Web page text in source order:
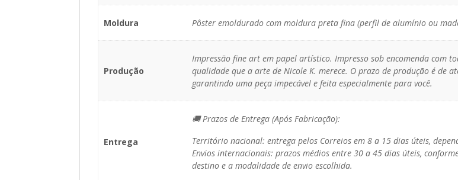
Moldura Pôster emoldurado com moldura preta fina (perfil de alumínio ou
Produção
Impressão fine art em papel artístico. Impresso sob encomenda com
qualidade que a arte de Nicole K. merece. O prazo de produção é de
garantindo uma peça impecável e feita especialmente para você.
Entrega
🚚 Prazos de Entrega (Após Fabricação):
Território nacional: entrega pelos Correios em 8 a 15 dias úteis,
Envios internacionais: prazos médios entre 30 a 45 dias úteis,
destino e a modalidade de envio escolhida.